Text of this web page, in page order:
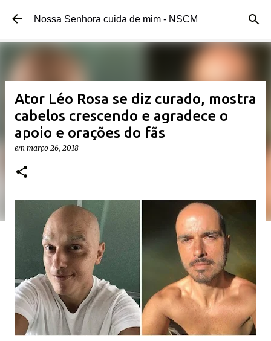
Pular para o conteúdo principal
Nossa Senhora cuida de mim - NSCM
Ator Léo Rosa se diz curado, mostra
cabelos crescendo e agradece o
apoio e orações do fãs
em março 26, 2018